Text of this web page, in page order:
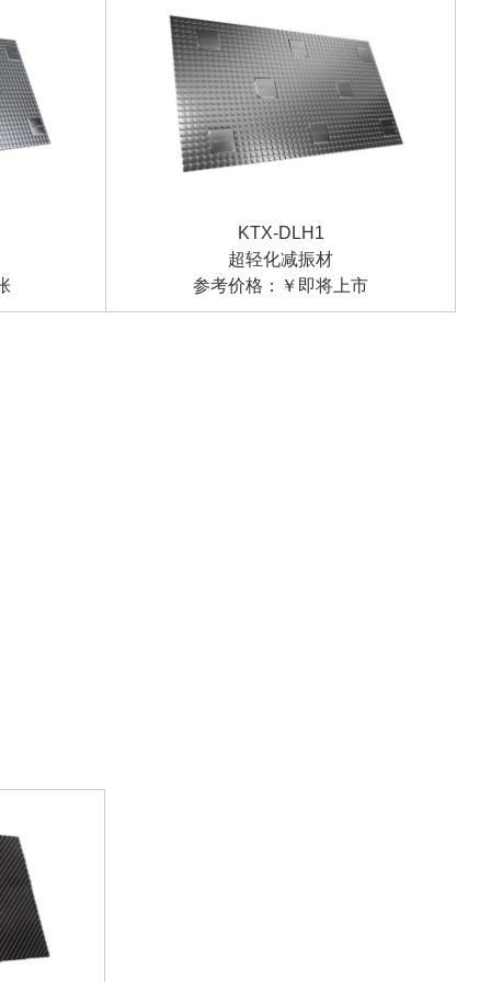
KTX-DLH1
超轻化减振材
参考价格：￥即将上市